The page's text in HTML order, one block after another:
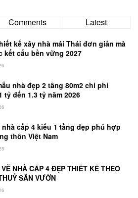
Comments Latest
kế xây nhà mái Thái đơn giản mà
kết cấu bền vững 2027
nhà đẹp 2 tầng 80m2 chi phí
tỷ đến 1.3 tỷ năm 2026
nhà cấp 4 kiểu 1 tầng đẹp phú hợp
thôn Việt Nam
NHÀ CẤP 4 ĐẸP THIẾT KẾ THEO
SÂN VƯỜN